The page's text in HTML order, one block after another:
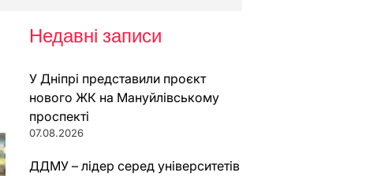
Недавні записи
У Дніпрі представили проєкт
нового ЖК на Мануйлівському
проспекті
07.08.2026
ДДМУ – лідер серед університетів